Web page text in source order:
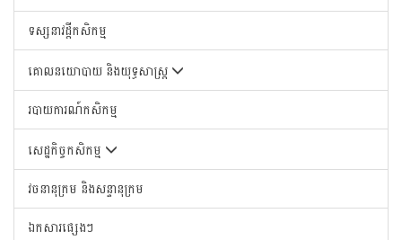
ទស្សនាវដ្តីកសិកម្ម
គោលនយោបាយ និងយុទ្ធសាស្រ្ត
របាយការណ៍កសិកម្ម
សេដ្ឋកិច្ចកសិកម្ម
វចនានុក្រម និងសន្ទានុក្រម
ឯកសារផ្សេងៗ